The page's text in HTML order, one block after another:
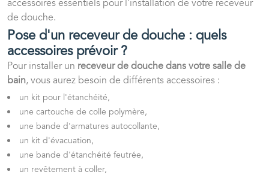
accessoires essentiels pour l'installation de votre receveur
de douche.
Pose d'un receveur de douche : quels
accessoires prévoir ?
Pour installer un receveur de douche dans votre salle de
bain, vous aurez besoin de différents accessoires :
un kit pour l'étanchéité,
une cartouche de colle polymère,
une bande d'armatures autocollante,
un kit d'évacuation,
une bande d'étanchéité feutrée,
un revêtement à coller,